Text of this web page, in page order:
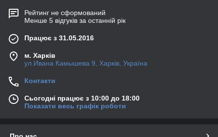
Рейтинг не сформований
Менше 5 відгуків за останній рік
Працює з 31.05.2016
м. Харків
ул.Ивана Камышева 9, Харків, Україна
Контакти
Сьогодні працює з 10:00 до 18:00
Показати весь графік роботи